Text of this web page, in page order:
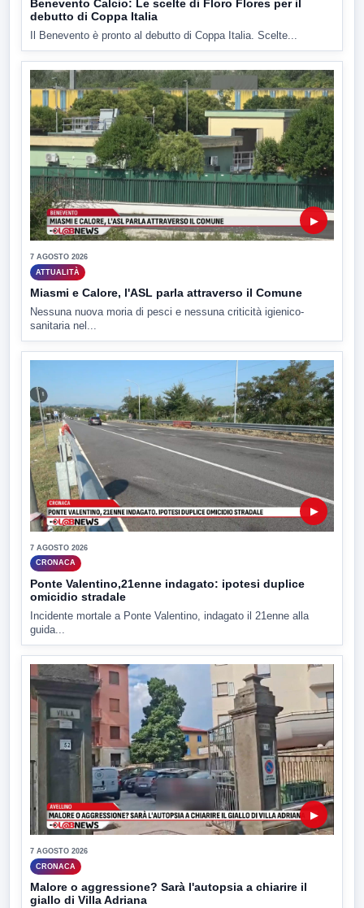
Benevento Calcio: Le scelte di Floro Flores per il
debutto di Coppa Italia
Il Benevento è pronto al debutto di Coppa Italia. Scelte...
▶
7 AGOSTO 2026
ATTUALITÀ
Miasmi e Calore, l'ASL parla attraverso il Comune
Nessuna nuova moria di pesci e nessuna criticità igienico-
sanitaria nel...
▶
7 AGOSTO 2026
CRONACA
Ponte Valentino,21enne indagato: ipotesi duplice
omicidio stradale
Incidente mortale a Ponte Valentino, indagato il 21enne alla
guida...
▶
7 AGOSTO 2026
CRONACA
Malore o aggressione? Sarà l'autopsia a chiarire il
giallo di Villa Adriana